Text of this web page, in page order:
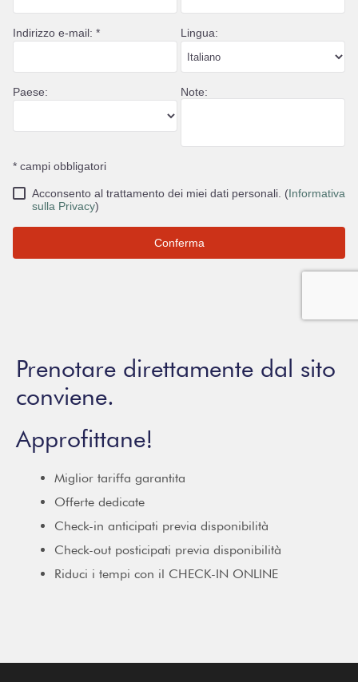
Prenotare direttamente dal sito
conviene.
Approfittane!
Miglior tariffa garantita
Offerte dedicate
Check-in anticipati previa disponibilità
Check-out posticipati previa disponibilità
Riduci i tempi con il CHECK-IN ONLINE